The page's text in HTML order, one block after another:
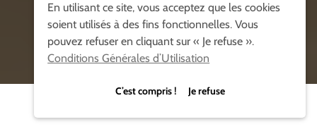
En utilisant ce site, vous acceptez que les cookies
soient utilisés à des fins fonctionnelles. Vous
pouvez refuser en cliquant sur « Je refuse ».
Conditions Générales d’Utilisation
C’est compris ! Je refuse